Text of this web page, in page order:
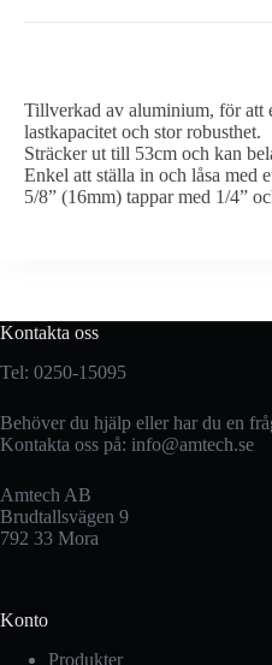
Tillverkad av aluminium, för att
lastkapacitet och stor robusthet.
Sträcker ut till 53cm och kan
Enkel att ställa in och låsa med
5/8” (16mm) tappar med 1/4”
Kontakta oss
Tel: 0250-15095
Behöver du hjälp eller har du en
Kontakta oss på: info@amtech.se
Amtech AB
Brudtallsvägen 9
792 33 Mora
Konto
Produkter